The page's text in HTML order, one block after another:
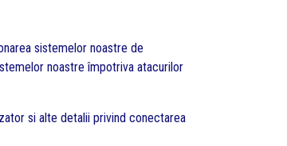
sistemelor noastre de
noastre împotriva atacurilor
si alte detalii privind conectarea